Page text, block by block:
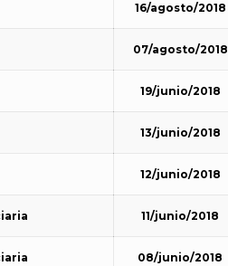
16/agosto/2018
07/agosto/2018
19/junio/2018
13/junio/2018
12/junio/2018
11/junio/2018
08/junio/2018